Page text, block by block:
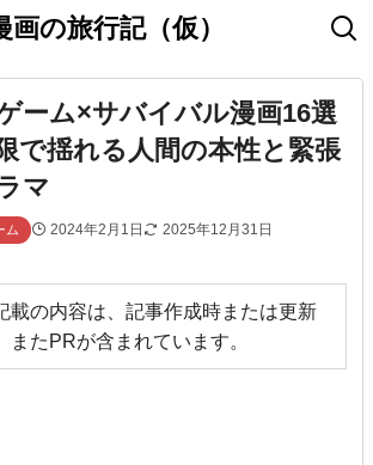
画の旅行記（仮）
ーム×サバイバル漫画16選
限で揺れる人間の本性と緊張
マ
ム 2024年2月1日 2025年12月31日
載の内容は、記事作成時または更新
またPRが含まれています。